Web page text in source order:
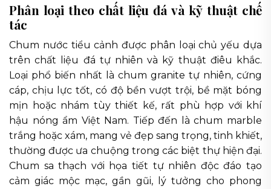
Phân loại theo chất liệu đá và kỹ thuật chế
tác
Chum nước tiểu cảnh được phân loại chủ yếu dựa
trên chất liệu đá tự nhiên và kỹ thuật điêu khắc.
Loại phổ biến nhất là chum granite tự nhiên, cứng
cáp, chịu lực tốt, có độ bền vượt trội, bề mặt bóng
mịn hoặc nhám tùy thiết kế, rất phù hợp với khí
hậu nóng ẩm Việt Nam. Tiếp đến là chum marble
trắng hoặc xám, mang vẻ đẹp sang trọng, tinh khiết,
thường được ưa chuộng trong các biệt thự hiện đại.
Chum sa thạch với họa tiết tự nhiên độc đáo tạo
cảm giác mộc mạc, gần gũi, lý tưởng cho phong